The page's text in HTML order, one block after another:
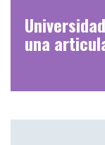
una